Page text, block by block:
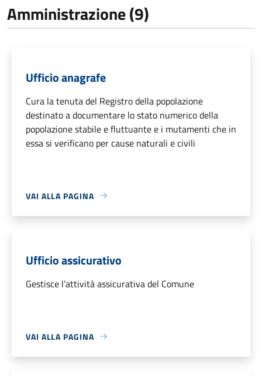
Amministrazione (9)
Ufficio anagrafe
Cura la tenuta del Registro della popolazione
destinato a documentare lo stato numerico della
popolazione stabile e fluttuante e i mutamenti che in
essa si verificano per cause naturali e civili
VAI ALLA PAGINA
Ufficio assicurativo
Gestisce l’attività assicurativa del Comune
VAI ALLA PAGINA